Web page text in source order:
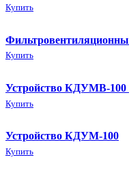
Купить
Купить
Устройство КДУМВ-100
Купить
Устройство КДУМ-100
Купить